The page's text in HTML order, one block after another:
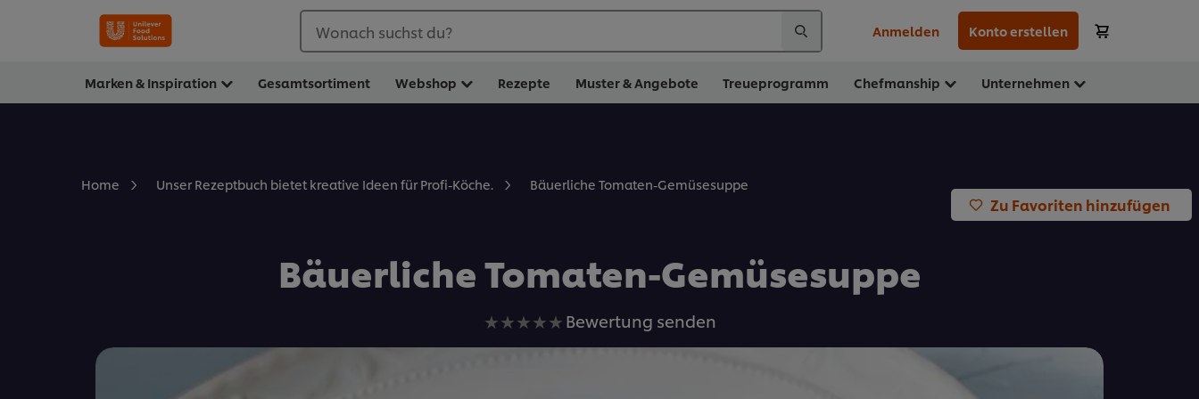
Wonach suchst du? Anmelden Konto erstellen
Marken & Inspiration Gesamtsortiment Webshop Rezepte Muster & Angebote Treueprogramm Chefmanship Unternehmen
Home Unser Rezeptbuch bietet kreative Ideen für Profi-Köche. Bäuerliche Tomaten-Gemüsesuppe
Zu Favoriten hinzufügen
Bäuerliche Tomaten-Gemüsesuppe
Keine
Bewertungen
Bewertung senden